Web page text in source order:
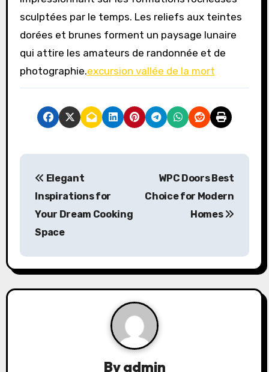
sculptées par le temps. Les reliefs aux teintes
dorées et brunes forment un paysage lunaire
qui attire les amateurs de randonnée et de
photographie.excursion vallée de la mort
P
n
a
Elegant
Inspirations for
Your Dream Cooking
Space
WPC Doors Best
Choice for Modern
Homes
Byadmin